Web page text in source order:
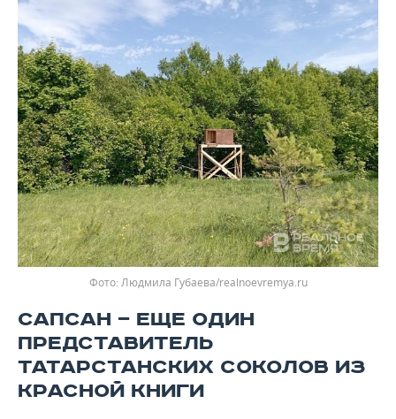
Людмила Губаева/realnoevremya.ru
САПСАН — ЕЩЕ ОДИН
ПРЕДСТАВИТЕЛЬ
ТАТАРСТАНСКИХ СОКОЛОВ ИЗ
КРАСНОЙ КНИГИ